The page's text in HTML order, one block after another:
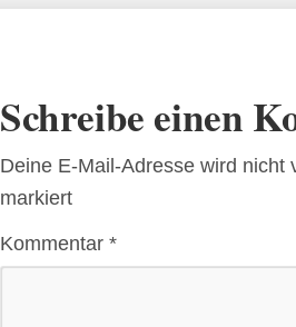
Schreibe einen
Deine E-Mail-Adresse wird nicht
markiert
Kommentar *